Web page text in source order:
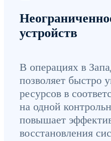
устройств
В операциях в
позволяет быстро
ресурсов в
на одной
повышает
восстановления